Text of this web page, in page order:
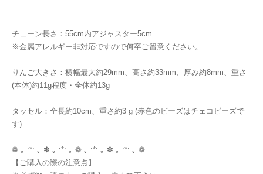
チェーン長さ：55cm内アジャスター5cm
※金属アレルギー非対応ですので何卒ご留意ください。
りんご大きさ：横幅最大約29mm、高さ約33mm、厚み約8mm、重さ
(本体)約11g程度・全体約13g
タッセル：全長約10cm、重さ約3 g (赤色のビーズはチェコビーズで
す)
❁.｡.:*:.｡.✽.｡.:*:.｡.❁.｡.:*:.｡.✽.｡.:*:.｡.❁
【ご購入の際の注意点】